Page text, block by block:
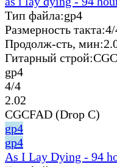
Тип файла:gp4
Размерность такта:
Продолж-сть, мин:
Гитарный строй:
gp4
4/4
2.02
CGCFAD (Drop C)
gp4
gp4
As I Lay Dying - 94